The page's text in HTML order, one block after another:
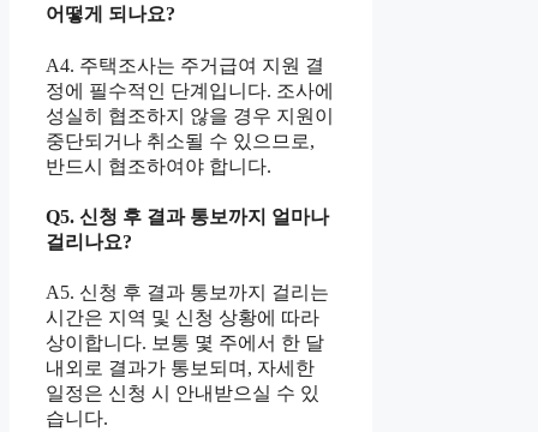
어떻게 되나요?
A4. 주택조사는 주거급여 지원 결
정에 필수적인 단계입니다. 조사에
성실히 협조하지 않을 경우 지원이
중단되거나 취소될 수 있으므로,
반드시 협조하여야 합니다.
Q5. 신청 후 결과 통보까지 얼마나
걸리나요?
A5. 신청 후 결과 통보까지 걸리는
시간은 지역 및 신청 상황에 따라
상이합니다. 보통 몇 주에서 한 달
내외로 결과가 통보되며, 자세한
일정은 신청 시 안내받으실 수 있
습니다.